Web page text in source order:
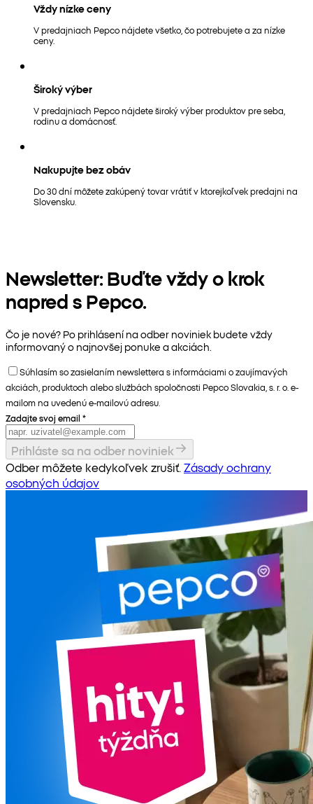
Vždy nízke ceny
V predajniach Pepco nájdete všetko, čo potrebujete a za nízke
ceny.
Široký výber
V predajniach Pepco nájdete široký výber produktov pre seba,
rodinu a domácnosť.
Nakupujte bez obáv
Do 30 dní môžete zakúpený tovar vrátiť v ktorejkoľvek predajni na
Slovensku.
Newsletter: Buďte vždy o krok
napred s Pepco.
Čo je nové? Po prihlásení na odber noviniek budete vždy
informovaný o najnovšej ponuke a akciách.
Súhlasím so zasielaním newslettera s informáciami o zaujímavých
akciách, produktoch alebo službách spoločnosti Pepco Slovakia, s. r. o. e-
mailom na uvedenú e-mailovú adresu.
Zadajte svoj email *
Prihláste sa na odber noviniek
Odber môžete kedykoľvek zrušiť. Zásady ochrany
osobných údajov